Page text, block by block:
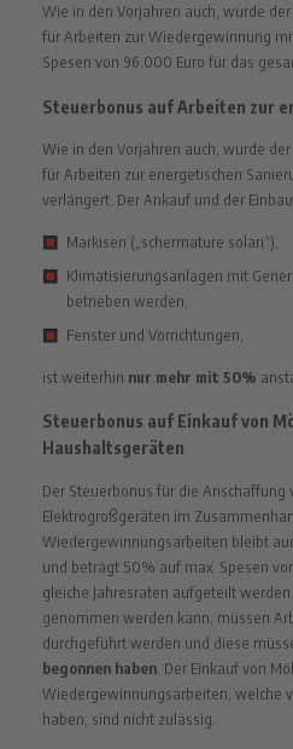
Wie in den Vorjahren auch, wurde
für Arbeiten zur Wiedergewinnung
Spesen von 96.000 Euro für das
Steuerbonus auf Arbeiten zur
Wie in den Vorjahren auch, wurde
für Arbeiten zur energetischen
verlängert. Der Ankauf und der
Markisen („schermature solari“),
Klimatisierungsanlagen mit
betrieben werden,
Fenster und Vorrichtungen,
ist weiterhin nur mehr mit 50%
Steuerbonus auf Einkauf von
Haushaltsgeräten
Der Steuerbonus für die Anschaffung
Elektrogroßgeräten im
Wiedergewinnungsarbeiten bleibt
und beträgt 50% auf max. Spesen
gleiche Jahresraten aufgeteilt
genommen werden kann, müssen
durchgeführt werden und diese
begonnen haben . Der Einkauf von
Wiedergewinnungsarbeiten, welche
haben, sind nicht zulässig.